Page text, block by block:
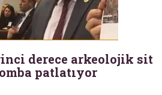
derece arkeolojik sit
patlatıyor